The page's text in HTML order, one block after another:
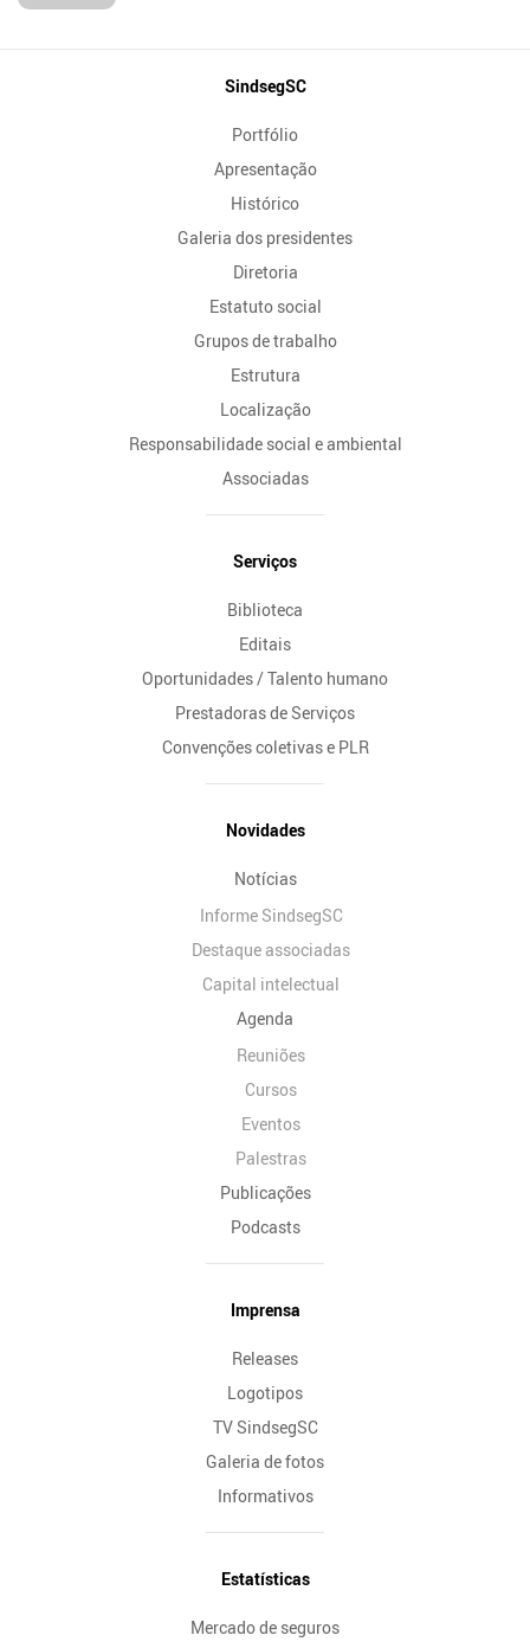
SindsegSC
Portfólio
Apresentação
Histórico
Galeria dos presidentes
Diretoria
Estatuto social
Grupos de trabalho
Estrutura
Localização
Responsabilidade social e ambiental
Associadas
Serviços
Biblioteca
Editais
Oportunidades / Talento humano
Prestadoras de Serviços
Convenções coletivas e PLR
Novidades
Notícias
Informe SindsegSC
Destaque associadas
Capital intelectual
Agenda
Reuniões
Cursos
Eventos
Palestras
Publicações
Podcasts
Imprensa
Releases
Logotipos
TV SindsegSC
Galeria de fotos
Informativos
Estatísticas
Mercado de seguros